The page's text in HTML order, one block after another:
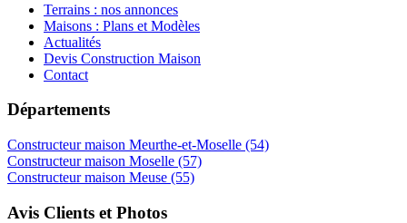
Terrains : nos annonces
Maisons : Plans et Modèles
Actualités
Devis Construction Maison
Contact
Départements
Constructeur maison Meurthe-et-Moselle (54)
Constructeur maison Moselle (57)
Constructeur maison Meuse (55)
Avis Clients et Photos